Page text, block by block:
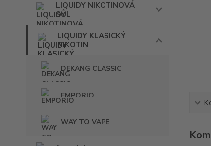
LIQUIDY NIKOTINOVÁ
SŮL
LIQUIDY KLASICKÝ
NIKOTIN
DEKANG CLASSIC
EMPORIO
WAY TO VAPE